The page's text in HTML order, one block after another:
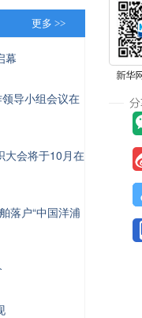
更多 >>
幕
导小组会议在
大会将于10月在
落户“中国洋浦